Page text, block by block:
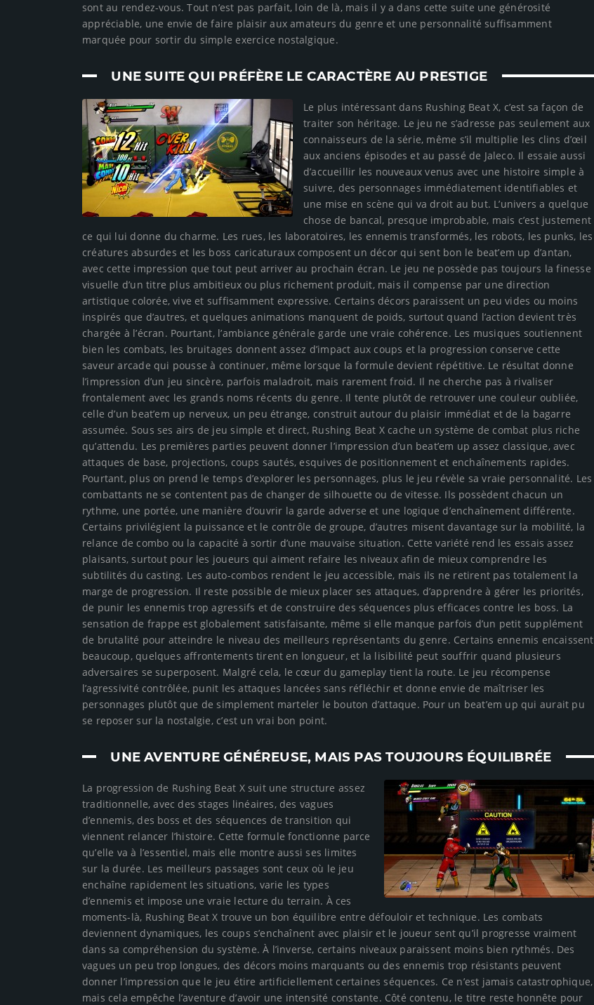
sont au rendez-vous. Tout n’est pas parfait, loin de là, mais il y a dans cette suite une générosité
appréciable, une envie de faire plaisir aux amateurs du genre et une personnalité suffisamment
marquée pour sortir du simple exercice nostalgique.
UNE SUITE QUI PRÉFÈRE LE CARACTÈRE AU PRESTIGE
Le plus intéressant dans Rushing Beat X, c’est sa façon de
traiter son héritage. Le jeu ne s’adresse pas seulement aux
connaisseurs de la série, même s’il multiplie les clins d’œil
aux anciens épisodes et au passé de Jaleco. Il essaie aussi
d’accueillir les nouveaux venus avec une histoire simple à
suivre, des personnages immédiatement identifiables et
une mise en scène qui va droit au but. L’univers a quelque
chose de bancal, presque improbable, mais c’est justement
ce qui lui donne du charme. Les rues, les laboratoires, les ennemis transformés, les robots, les punks, les
créatures absurdes et les boss caricaturaux composent un décor qui sent bon le beat’em up d’antan,
avec cette impression que tout peut arriver au prochain écran. Le jeu ne possède pas toujours la finesse
visuelle d’un titre plus ambitieux ou plus richement produit, mais il compense par une direction
artistique colorée, vive et suffisamment expressive. Certains décors paraissent un peu vides ou moins
inspirés que d’autres, et quelques animations manquent de poids, surtout quand l’action devient très
chargée à l’écran. Pourtant, l’ambiance générale garde une vraie cohérence. Les musiques soutiennent
bien les combats, les bruitages donnent assez d’impact aux coups et la progression conserve cette
saveur arcade qui pousse à continuer, même lorsque la formule devient répétitive. Le résultat donne
l’impression d’un jeu sincère, parfois maladroit, mais rarement froid. Il ne cherche pas à rivaliser
frontalement avec les grands noms récents du genre. Il tente plutôt de retrouver une couleur oubliée,
celle d’un beat’em up nerveux, un peu étrange, construit autour du plaisir immédiat et de la bagarre
assumée. Sous ses airs de jeu simple et direct, Rushing Beat X cache un système de combat plus riche
qu’attendu. Les premières parties peuvent donner l’impression d’un beat’em up assez classique, avec
attaques de base, projections, coups sautés, esquives de positionnement et enchaînements rapides.
Pourtant, plus on prend le temps d’explorer les personnages, plus le jeu révèle sa vraie personnalité. Les
combattants ne se contentent pas de changer de silhouette ou de vitesse. Ils possèdent chacun un
rythme, une portée, une manière d’ouvrir la garde adverse et une logique d’enchaînement différente.
Certains privilégient la puissance et le contrôle de groupe, d’autres misent davantage sur la mobilité, la
relance de combo ou la capacité à sortir d’une mauvaise situation. Cette variété rend les essais assez
plaisants, surtout pour les joueurs qui aiment refaire les niveaux afin de mieux comprendre les
subtilités du casting. Les auto-combos rendent le jeu accessible, mais ils ne retirent pas totalement la
marge de progression. Il reste possible de mieux placer ses attaques, d’apprendre à gérer les priorités,
de punir les ennemis trop agressifs et de construire des séquences plus efficaces contre les boss. La
sensation de frappe est globalement satisfaisante, même si elle manque parfois d’un petit supplément
de brutalité pour atteindre le niveau des meilleurs représentants du genre. Certains ennemis encaissent
beaucoup, quelques affrontements tirent en longueur, et la lisibilité peut souffrir quand plusieurs
adversaires se superposent. Malgré cela, le cœur du gameplay tient la route. Le jeu récompense
l’agressivité contrôlée, punit les attaques lancées sans réfléchir et donne envie de maîtriser les
personnages plutôt que de simplement marteler le bouton d’attaque. Pour un beat’em up qui aurait pu
se reposer sur la nostalgie, c’est un vrai bon point.
UNE AVENTURE GÉNÉREUSE, MAIS PAS TOUJOURS ÉQUILIBRÉE
La progression de Rushing Beat X suit une structure assez
traditionnelle, avec des stages linéaires, des vagues
d’ennemis, des boss et des séquences de transition qui
viennent relancer l’histoire. Cette formule fonctionne parce
qu’elle va à l’essentiel, mais elle montre aussi ses limites
sur la durée. Les meilleurs passages sont ceux où le jeu
enchaîne rapidement les situations, varie les types
d’ennemis et impose une vraie lecture du terrain. À ces
moments-là, Rushing Beat X trouve un bon équilibre entre défouloir et technique. Les combats
deviennent dynamiques, les coups s’enchaînent avec plaisir et le joueur sent qu’il progresse vraiment
dans sa compréhension du système. À l’inverse, certains niveaux paraissent moins bien rythmés. Des
vagues un peu trop longues, des décors moins marquants ou des ennemis trop résistants peuvent
donner l’impression que le jeu étire artificiellement certaines séquences. Ce n’est jamais catastrophique,
mais cela empêche l’aventure d’avoir une intensité constante. Côté contenu, le titre reste honnête pour